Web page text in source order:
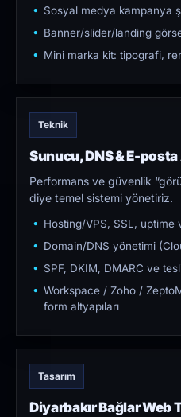
Sosyal medya kampanya
Banner/slider/landing
Mini marka kit: tipografi,
Teknik
Sunucu, DNS & E-posta
Performans ve güvenlik
diye temel sistemi yönetiriz.
Hosting/VPS, SSL, uptime
Domain/DNS yönetimi
SPF, DKIM, DMARC ve
Workspace / Zoho /
form altyapıları
Tasarım
Diyarbakır Bağlar Web